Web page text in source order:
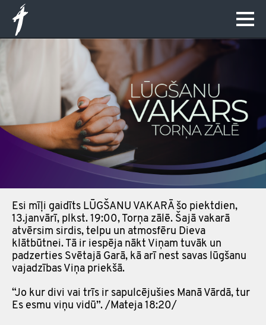
Esi mīļi gaidīts LŪGŠANU VAKARĀ šo piektdien,
13.janvārī, plkst. 19:00, Torņa zālē. Šajā vakarā
atvērsim sirdis, telpu un atmosfēru Dieva
klātbūtnei. Tā ir iespēja nākt Viņam tuvāk un
padzerties Svētajā Garā, kā arī nest savas lūgšanu
vajadzības Viņa priekšā.
“Jo kur divi vai trīs ir sapulcējušies Manā Vārdā, tur
Es esmu viņu vidū”. /Mateja 18:20/